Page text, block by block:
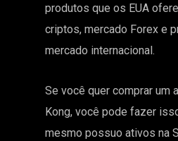
produtos que os EUA
criptos, mercado Forex e
mercado internacional.
Se você quer comprar um
Kong, você pode fazer
mesmo possuo ativos na